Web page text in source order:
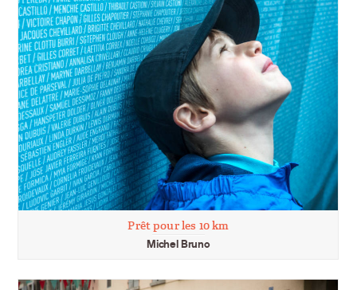
Prêt pour les 10 km
Michel Bruno